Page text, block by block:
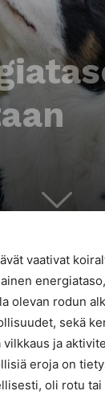
vaativat
olevan rodun
sekä
ja
eroja on
oli rotu